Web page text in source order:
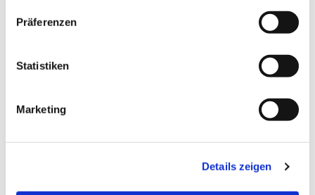
Präferenzen
Statistiken
Marketing
Details zeigen
Konfirmation, Gemeindefest, Elternführerschein sowie
die Umgestaltung des Kirchenraums vor knapp 20
das Erzählcafé noch viele Themen.
Das Erzählcafé organisierten die Pfarrer Ulrike und
Andreas Menzel. "Wir haben uns damit mehr